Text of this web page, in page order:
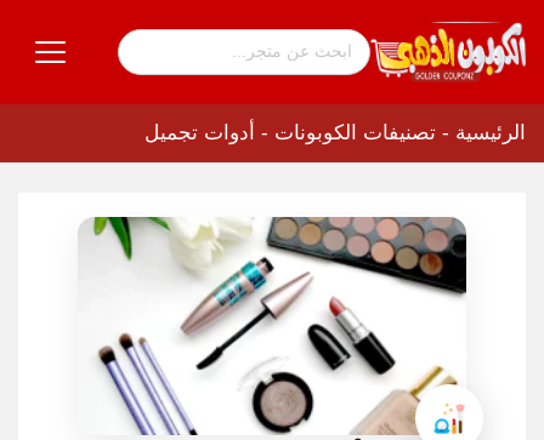
الرئيسية - تصنيفات الكوبونات - أدوات تجميل